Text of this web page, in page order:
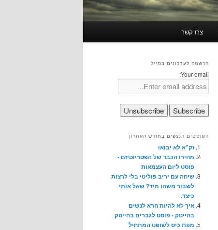
צרו קשר
הרשמה לעדכונים במייל
Your email:
הפוסטים הנצפים בחודש האחרון
זק"א לא יבואו
מחירו הכבד של הפטריוטיזם -
פוסט ליום העצמאות
שיחה עם יריב פוליטי בלי לרצות
לשבור משהו מיד? שאל אותי
כיצד.
איך לא להיות חרא לנשים
בהייטק - פוסט לגברים בהייטק
מפת כיס לשופט המתחיל